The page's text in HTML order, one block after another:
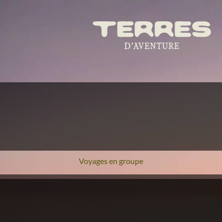
Voyages en groupe